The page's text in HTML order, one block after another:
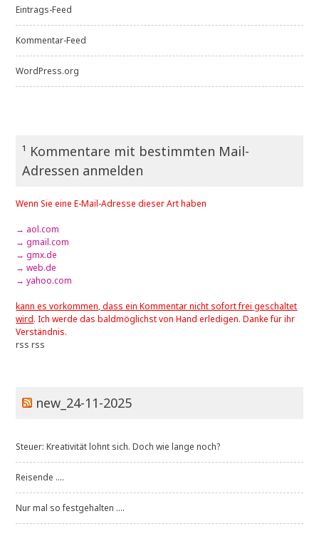
Eintrags-Feed
Kommentar-Feed
WordPress.org
¹ Kommentare mit bestimmten Mail-
Adressen anmelden
Wenn Sie eine E-Mail-Adresse dieser Art haben
→ aol.com
→ gmail.com
→ gmx.de
→ web.de
→ yahoo.com
kann es vorkommen, dass ein Kommentar nicht sofort frei geschaltet
wird. Ich werde das baldmöglichst von Hand erledigen. Danke für ihr
Verständnis.
rss rss
new_24-11-2025
Steuer: Kreativität lohnt sich. Doch wie lange noch?
Reisende ....
Nur mal so festgehalten ....